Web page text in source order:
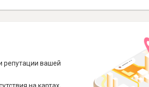
репутации вашей